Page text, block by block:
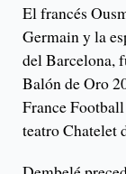
El francés
Germain y la
del Barcelona,
Balón de Oro
France
teatro Chatelet